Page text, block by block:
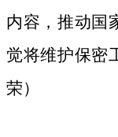
内容，推动国
觉将维护保密
荣）